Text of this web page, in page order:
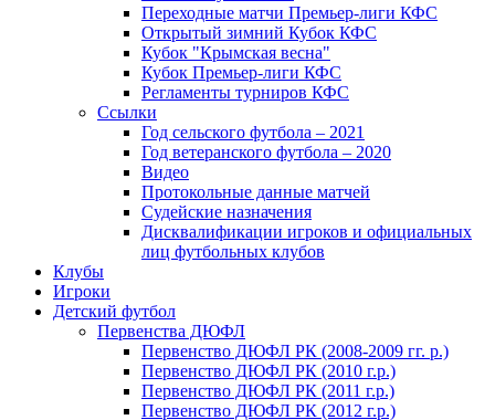
Переходные матчи Премьер-лиги КФС
Открытый зимний Кубок КФС
Кубок "Крымская весна"
Кубок Премьер-лиги КФС
Регламенты турниров КФС
Ссылки
Год сельского футбола – 2021
Год ветеранского футбола – 2020
Видео
Протокольные данные матчей
Судейские назначения
Дисквалификации игроков и официальных
лиц футбольных клубов
Клубы
Игроки
Детский футбол
Первенства ДЮФЛ
Первенство ДЮФЛ РК (2008-2009 гг. р.)
Первенство ДЮФЛ РК (2010 г.р.)
Первенство ДЮФЛ РК (2011 г.р.)
Первенство ДЮФЛ РК (2012 г.р.)